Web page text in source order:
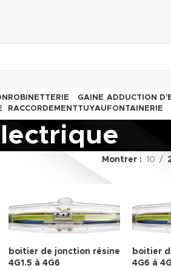
ROBINETTERIE
RACCORDEMENT
GAINE
TUYAU
ADDUCTION
FONTAINERIE
Montrer 10
boitier de jonction résine
4G1.5 à 4G6
boitier
4G6 à